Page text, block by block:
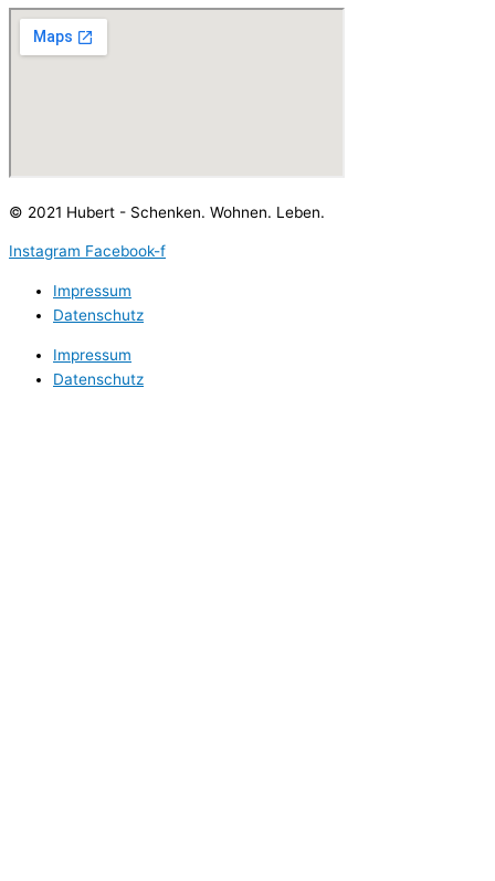
© 2021 Hubert - Schenken. Wohnen. Leben.
Instagram Facebook-f
Impressum
Datenschutz
Impressum
Datenschutz